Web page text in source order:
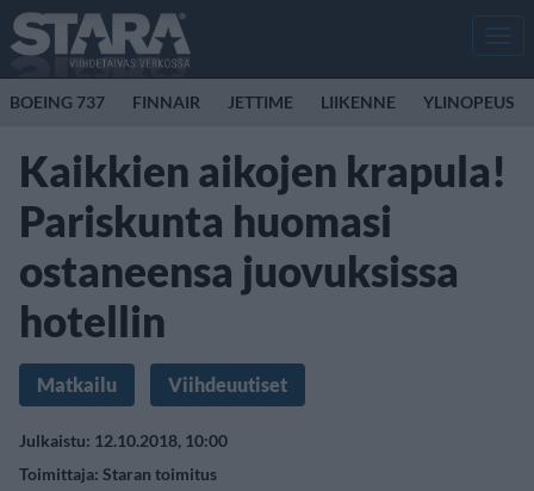
BOEING 737 FINNAIR JETTIME LIIKENNE YLINOPEUS
Kaikkien aikojen krapula!
Pariskunta huomasi
ostaneensa juovuksissa
hotellin
Matkailu Viihdeuutiset
Julkaistu: 12.10.2018, 10:00
Toimittaja: Staran toimitus